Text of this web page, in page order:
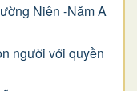
Niên -Năm A
người với quyền